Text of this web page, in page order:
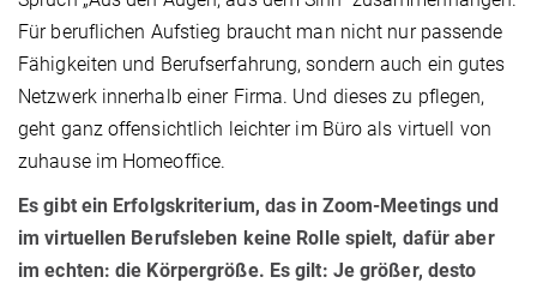
Für beruflichen Aufstieg braucht man nicht nur passende
Fähigkeiten und Berufserfahrung, sondern auch ein gutes
Netzwerk innerhalb einer Firma. Und dieses zu pflegen,
geht ganz offensichtlich leichter im Büro als virtuell von
zuhause im Homeoffice.
Es gibt ein Erfolgskriterium, das in Zoom-Meetings und
im virtuellen Berufsleben keine Rolle spielt, dafür aber
im echten: die Körpergröße. Es gilt: Je größer, desto